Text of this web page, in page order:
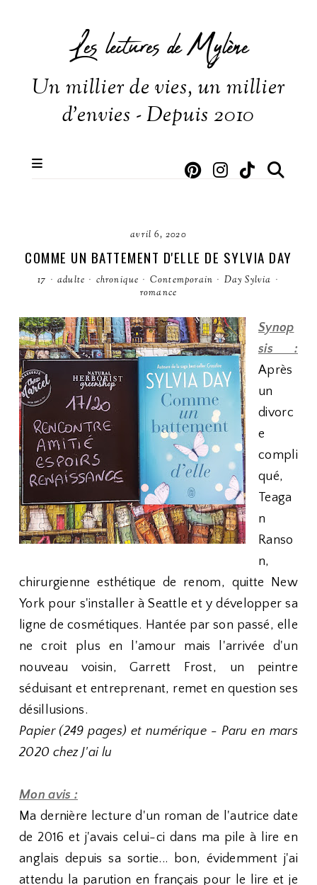
Les lectures de Mylène
Un millier de vies, un millier
d'envies - Depuis 2010
avril 6, 2020
COMME UN BATTEMENT D'ELLE DE SYLVIA DAY
17 · adulte · chronique · Contemporain · Day Sylvia ·
romance
Synop
sis :
Après
un
divorc
e
compli
qué,
Teaga
n
Ranso
n,
chirurgienne esthétique de renom, quitte New
York pour s'installer à Seattle et y développer sa
ligne de cosmétiques. Hantée par son passé, elle
ne croit plus en l'amour mais l'arrivée d'un
nouveau voisin, Garrett Frost, un peintre
séduisant et entreprenant, remet en question ses
désillusions.
Papier (249 pages) et numérique - Paru en mars
2020 chez J'ai lu
Mon avis :
Ma dernière lecture d'un roman de l'autrice date
de 2016 et j'avais celui-ci dans ma pile à lire en
anglais depuis sa sortie... bon, évidemment j'ai
attendu la parution en français pour le lire et je